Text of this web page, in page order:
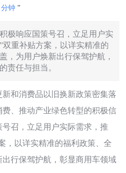
分钟”
极响应国策号召，立足用户实
双重补贴方案，以详实精准的
，为用户焕新出行保驾护航，
责任与担当。
和消费品以旧换新政策密集落
、推动产业绿色转型的积极信
召，立足用户实际需求，推
，以详实精准的福利政策、全
行保驾护航，彰显商用车领域